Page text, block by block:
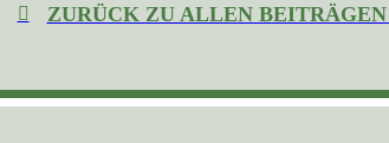
ZURÜCK ZU ALLEN